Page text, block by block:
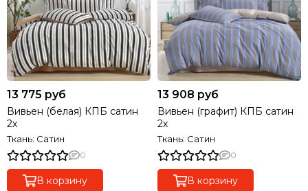
13 775 руб
Вивьен (белая) КПБ сатин
2х
Ткань: Сатин
0
В корзину
13 908 руб
Вивьен (графит) КПБ сатин
2х
Ткань: Сатин
0
В корзину